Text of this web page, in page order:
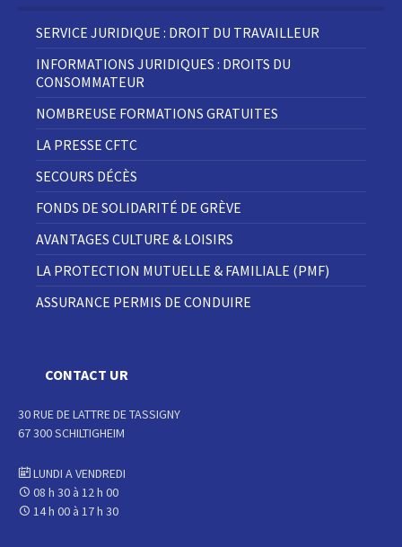
SERVICE JURIDIQUE : DROIT DU TRAVAILLEUR
INFORMATIONS JURIDIQUES : DROITS DU
CONSOMMATEUR
NOMBREUSE FORMATIONS GRATUITES
LA PRESSE CFTC
SECOURS DÉCÈS
FONDS DE SOLIDARITÉ DE GRÈVE
AVANTAGES CULTURE & LOISIRS
LA PROTECTION MUTUELLE & FAMILIALE (PMF)
ASSURANCE PERMIS DE CONDUIRE
CONTACT UR
30 RUE DE LATTRE DE TASSIGNY
67 300 SCHILTIGHEIM
LUNDI A VENDREDI
08 h 30 à 12 h 00
14 h 00 à 17 h 30